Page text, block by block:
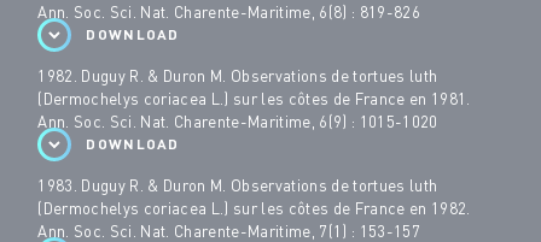
Ann. Soc. Sci. Nat. Charente-Maritime, 6(8) : 819-826
DOWNLOAD
1982. Duguy R. & Duron M. Observations de tortues luth
(Dermochelys coriacea L.) sur les côtes de France en 1981.
Ann. Soc. Sci. Nat. Charente-Maritime, 6(9) : 1015-1020
DOWNLOAD
1983. Duguy R. & Duron M. Observations de tortues luth
(Dermochelys coriacea L.) sur les côtes de France en 1982.
Ann. Soc. Sci. Nat. Charente-Maritime, 7(1) : 153-157